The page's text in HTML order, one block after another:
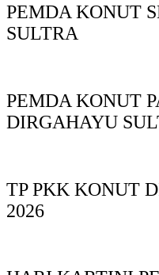
PEMDA KONUT
SULTRA
PEMDA KONUT
DIRGAHAYU
TP PKK KONUT
2026